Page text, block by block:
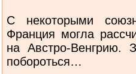
С некоторыми
Франция могла
на Австро-Венгрию.
побороться…